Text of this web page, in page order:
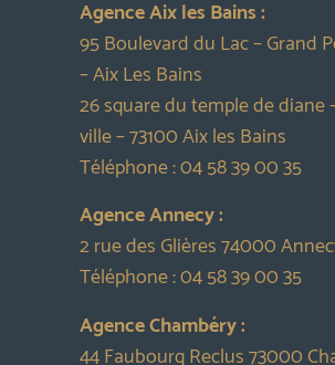
Agence Aix les Bains :
95 Boulevard du Lac – Grand
– Aix Les Bains
26 square du temple de diane
ville – 73100 Aix les Bains
Téléphone :04 58 39 00 35
Agence Annecy :
2 rue des Glières 74000
Téléphone :04 58 39 00 35
Agence Chambéry :
44 Faubourg Reclus 73000